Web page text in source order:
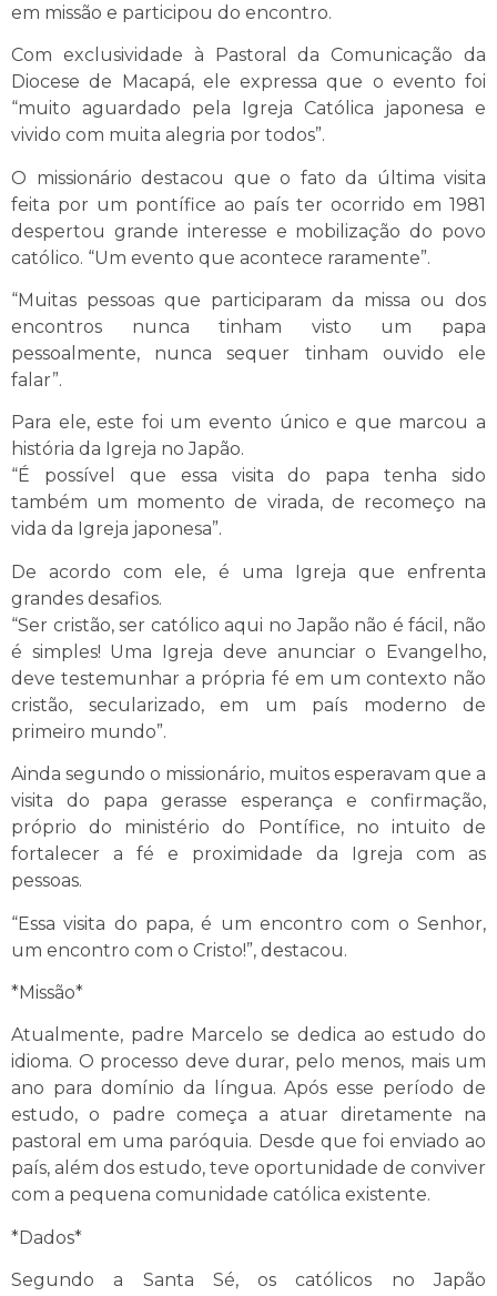
em missão e participou do encontro.
Com exclusividade à Pastoral da Comunicação da
Diocese de Macapá, ele expressa que o evento foi
“muito aguardado pela Igreja Católica japonesa e
vivido com muita alegria por todos”.
O missionário destacou que o fato da última visita
feita por um pontífice ao país ter ocorrido em 1981
despertou grande interesse e mobilização do povo
católico. “Um evento que acontece raramente”.
“Muitas pessoas que participaram da missa ou dos
encontros nunca tinham visto um papa
pessoalmente, nunca sequer tinham ouvido ele
falar”.
Para ele, este foi um evento único e que marcou a
história da Igreja no Japão.
“É possível que essa visita do papa tenha sido
também um momento de virada, de recomeço na
vida da Igreja japonesa”.
De acordo com ele, é uma Igreja que enfrenta
grandes desafios.
“Ser cristão, ser católico aqui no Japão não é fácil, não
é simples! Uma Igreja deve anunciar o Evangelho,
deve testemunhar a própria fé em um contexto não
cristão, secularizado, em um país moderno de
primeiro mundo”.
Ainda segundo o missionário, muitos esperavam que a
visita do papa gerasse esperança e confirmação,
próprio do ministério do Pontífice, no intuito de
fortalecer a fé e proximidade da Igreja com as
pessoas.
“Essa visita do papa, é um encontro com o Senhor,
um encontro com o Cristo!”, destacou.
*Missão*
Atualmente, padre Marcelo se dedica ao estudo do
idioma. O processo deve durar, pelo menos, mais um
ano para domínio da língua. Após esse período de
estudo, o padre começa a atuar diretamente na
pastoral em uma paróquia. Desde que foi enviado ao
país, além dos estudo, teve oportunidade de conviver
com a pequena comunidade católica existente.
*Dados*
Segundo a Santa Sé, os católicos no Japão